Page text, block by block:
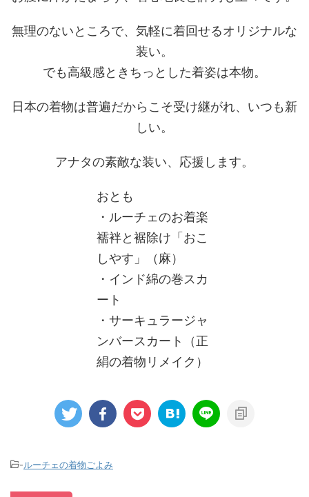
無理のないところで、気軽に着回せるオリジナルな
装い。
でも高級感ときちっとした着姿は本物。
日本の着物は普遍だからこそ受け継がれ、いつも新
しい。
アナタの素敵な装い、応援します。
おとも
・ルーチェのお着楽
襦袢と裾除け「おこ
しやす」（麻）
・インド綿の巻スカ
ート
・サーキュラージャ
ンバースカート（正
絹の着物リメイク）
-ルーチェの着物ごよみ